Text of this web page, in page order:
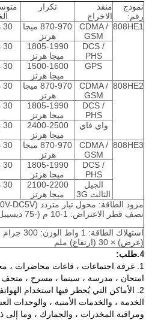
نموذج
رقم:
منفذ
الاخراج
تكرار
808HE1
CDMA /
GSM
870-970 ميجا
هرتز
30 ديسيبل
DCS /
PHS
1805-1990
ميجا هرتز
30 ديسيبل
GPS
1500-1600
ميجا هرتز
30 ديسيبل
808HE2
CDMA /
GSM
870-970 ميجا
هرتز
30 ديسيبل
DCS /
PHS
1805-1990
ميجا هرتز
30 ديسيبل
واي فاي
2400-2500
ميجا هرتز
30 ديسيبل
808HE3
CDMA /
GSM
870-970 ميجا
هرتز
30 ديسيبل
DCS /
PHS
1805-1990
ميجا هرتز
30 ديسيبل
الجيل
الثالث 3G
2100-2200
ميجا هرتز
30 ديسيبل
مزود الطاقة: محول تيار متردد (AC220V-DC5V)
نصف قطر الاعتراض: 1-10 م (-75 ديسيبل)
(عرض) × 30 (ارتفاع) ملم
4.طلب:
1. غرفة اجتماعات ، قاعات محاضرات ،
امتحان ، مدرسة ، سينما ، مسرح ،
2. الأماكن التي يُحظر فيها استخدام
الخدمة ، والخدمات الأمنية ، والوحدات
ومراقبة المخدرات ، والجمارك ، وما إلى